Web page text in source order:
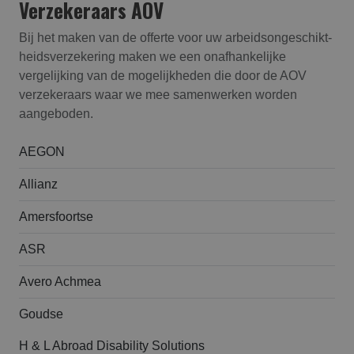
Verzekeraars AOV
Bij het maken van de offerte voor uw arbeidsongeschikt­
heids­verzekering maken we een onafhankelijke
vergelijking van de mogelijkheden die door de AOV
verzekeraars waar we mee samenwerken worden
aangeboden.
AEGON
Allianz
Amersfoortse
ASR
Avero Achmea
Goudse
H & L Abroad Disability Solutions